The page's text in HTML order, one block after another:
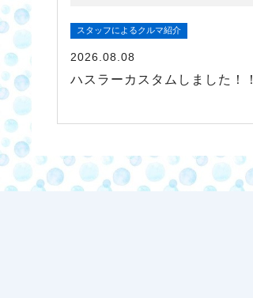
スタッフによるクルマ紹介
2026.08.08
ハスラーカスタムしました！！